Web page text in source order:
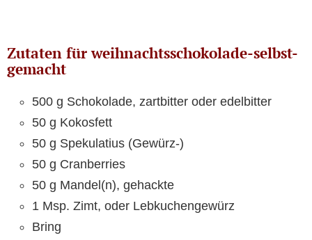
Zutaten für weihnachtsschokolade-selbst-
gemacht
500 g Schokolade, zartbitter oder edelbitter
50 g Kokosfett
50 g Spekulatius (Gewürz-)
50 g Cranberries
50 g Mandel(n), gehackte
1 Msp. Zimt, oder Lebkuchengewürz
Bring